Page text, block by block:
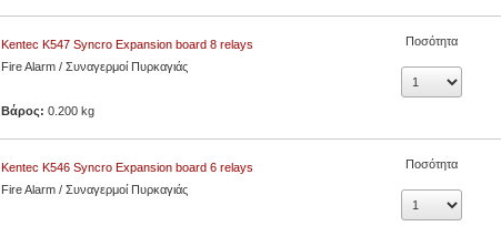
Kentec K547 Syncro Expansion board 8 relays
Fire Alarm / Συναγερμοί Πυρκαγιάς
Βάρος:0.200 kg
Ποσότητα
Kentec K546 Syncro Expansion board 6 relays
Fire Alarm / Συναγερμοί Πυρκαγιάς
Ποσότητα